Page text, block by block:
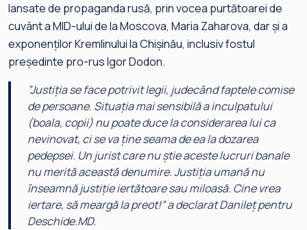
lansate de propaganda rusă, prin vocea purtătoarei de
cuvânt a MID-ului de la Moscova, Maria Zaharova, dar și a
exponenților Kremlinului la Chișinău, inclusiv fostul
președinte pro-rus Igor Dodon.
”Justiția se face potrivit legii, judecând faptele comise
de persoane. Situația mai sensibilă a inculpatului
(boala, copii) nu poate duce la considerarea lui ca
nevinovat, ci se va ține seama de ea la dozarea
pedepsei. Un jurist care nu știe aceste lucruri banale
nu merită această denumire. Justiția umană nu
înseamnă justiție iertătoare sau miloasă. Cine vrea
iertare, să meargă la preot!” a declarat Danileț pentru
Deschide.MD.